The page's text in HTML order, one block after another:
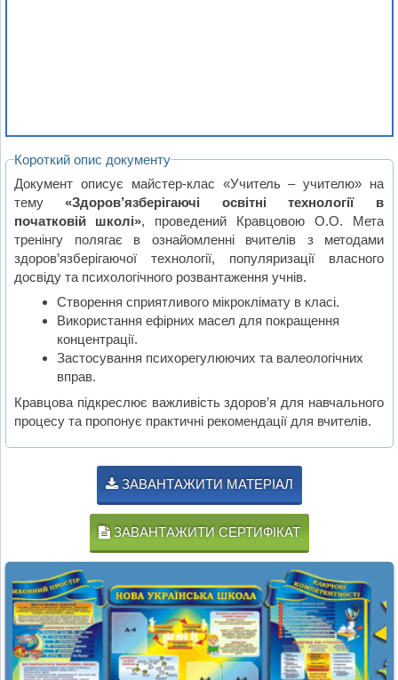
Короткий опис документу
Документ описує майстер-клас «Учитель – учителю» на
тему«Здоров’язберігаючі освітні технології в
початковій школі», проведений Кравцовою О.О. Мета
тренінгу полягає в ознайомленні вчителів з методами
здоров’язберігаючої технології, популяризації власного
досвіду та психологічного розвантаження учнів.
Створення сприятливого мікроклімату в класі.
Використання ефірних масел для покращення
концентрації.
Застосування психорегулюючих та валеологічних
вправ.
Кравцова підкреслює важливість здоров’я для навчального
процесу та пропонує практичні рекомендації для вчителів.
ЗАВАНТАЖИТИ МАТЕРІАЛ
ЗАВАНТАЖИТИ СЕРТИФІКАТ